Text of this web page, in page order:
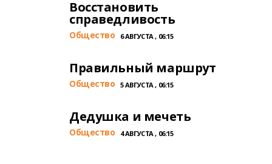
Восстановить
справедливость
Общество 6 АВГУСТА , 06:15
Правильный маршрут
Общество 5 АВГУСТА , 06:15
Дедушка и мечеть
Общество 4 АВГУСТА , 06:15